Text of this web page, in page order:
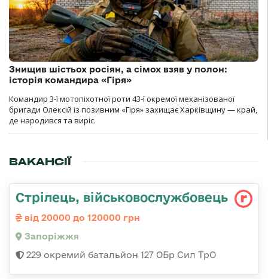
Знищив шістьох росіян, а сімох взяв у полон:
історія командира «Гіря»
Командир 3-ї мотопіхотної роти 43-ї окремої механізованої
бригади Олексій із позивним «Гіря» захищає Харківщину — край,
де народився та виріс.
ВАКАНСІЇ
Стрілець, військовослужбовець
від 20000 до 120000 грн
Запоріжжя
229 окремий батальйон 127 ОБр Сил ТрО